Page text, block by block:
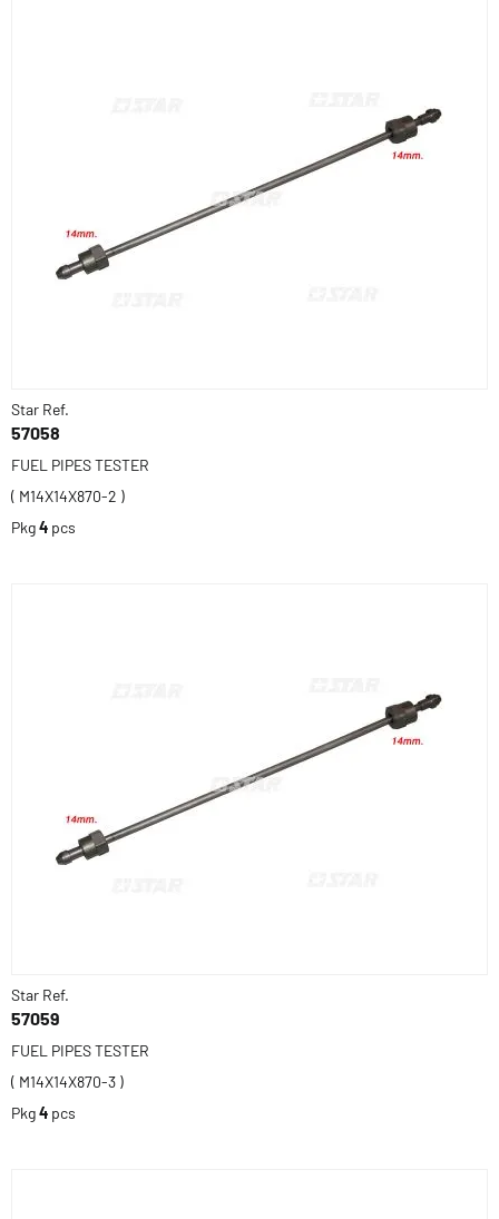
Star Ref.
57058
FUEL PIPES TESTER
( M14X14X870-2 )
Pkg4 pcs
Star Ref.
57059
FUEL PIPES TESTER
( M14X14X870-3 )
Pkg4 pcs